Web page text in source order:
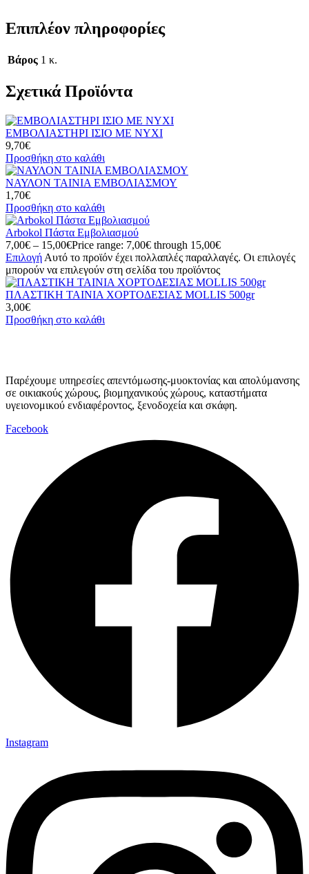
Επιπλέον πληροφορίες
Βάρος 1 κ.
Σχετικά Προϊόντα
ΕΜΒΟΛΙΑΣΤΗΡΙ ΙΣΙΟ ΜΕ ΝΥΧΙ
9,70€
Προσθήκη στο καλάθι
ΝΑΥΛΟΝ ΤΑΙΝΙΑ ΕΜΒΟΛΙΑΣΜΟΥ
1,70€
Προσθήκη στο καλάθι
Arbokol Πάστα Εμβολιασμού
7,00€ – 15,00€Price range: 7,00€ through 15,00€
Επιλογή Αυτό το προϊόν έχει πολλαπλές παραλλαγές. Οι επιλογές
μπορούν να επιλεγούν στη σελίδα του προϊόντος
ΠΛΑΣΤΙΚΗ ΤΑΙΝΙΑ ΧΟΡΤΟΔΕΣΙΑΣ MOLLIS 500gr
3,00€
Προσθήκη στο καλάθι
Παρέχουμε υπηρεσίες απεντόμωσης-μυοκτονίας και απολύμανσης
σε οικιακούς χώρους, βιομηχανικούς χώρους, καταστήματα
υγειονομικού ενδιαφέροντος, ξενοδοχεία και σκάφη.
Facebook
Instagram